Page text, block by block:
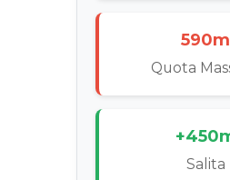
590m
Quota
Salita